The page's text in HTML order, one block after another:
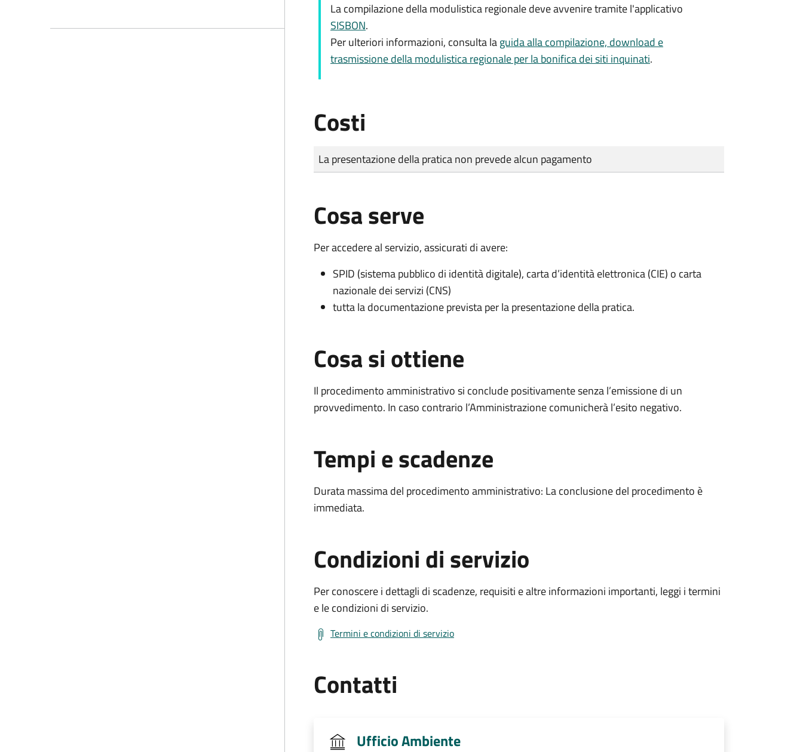
La compilazione della modulistica regionale deve avvenire tramite l'applicativo
SISBON.
Per ulteriori informazioni, consulta laguida alla compilazione, download e
trasmissione della modulistica regionale per la bonifica dei siti inquinati.
Costi
Tipo di pagamento
Importo
La presentazione della pratica non prevede alcun pagamento
Cosa serve
Per accedere al servizio, assicurati di avere:
SPID (sistema pubblico di identità digitale), carta d’identità elettronica (CIE) o carta
nazionale dei servizi (CNS)
tutta la documentazione prevista per la presentazione della pratica.
Cosa si ottiene
Il procedimento amministrativo si conclude positivamente senza l’emissione di un
provvedimento. In caso contrario l’Amministrazione comunicherà l’esito negativo.
Tempi e scadenze
Durata massima del procedimento amministrativo: La conclusione del procedimento è
immediata.
Condizioni di servizio
Per conoscere i dettagli di scadenze, requisiti e altre informazioni importanti, leggi i termini
e le condizioni di servizio.
Termini e condizioni di servizio
Contatti
Ufficio Ambiente